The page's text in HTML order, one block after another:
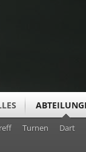
Turnen
Dart